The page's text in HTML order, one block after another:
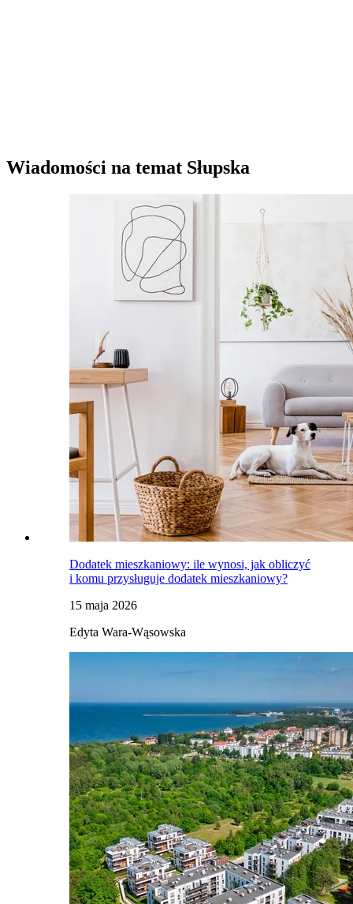
Wiadomości na temat Słupska
Dodatek mieszkaniowy: ile wynosi, jak obliczyć
i komu przysługuje dodatek mieszkaniowy?
15 maja 2026
Edyta Wara-Wąsowska